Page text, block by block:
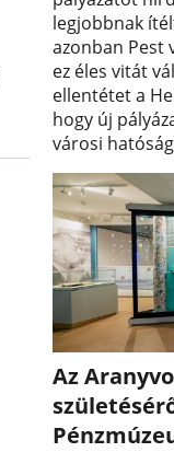
legjobbnak
azonban Pest
ez éles vitát
ellentétet a
hogy új
városi
Az